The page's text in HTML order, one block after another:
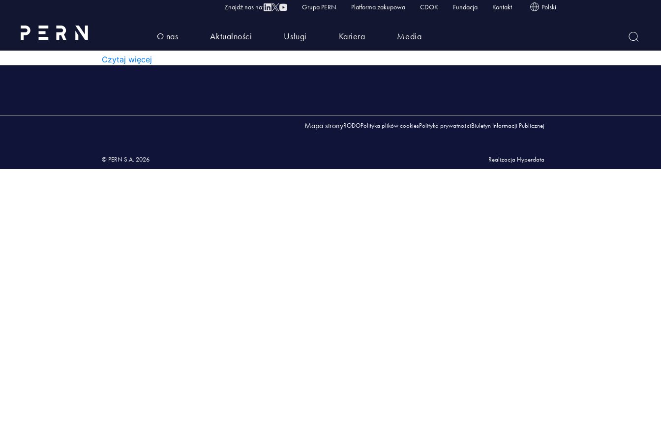
Znajdź nas na: Grupa PERN Platforma zakupowa CDOK Fundacja Kontakt Polski
O nas Aktualności Usługi Kariera Media
Lista nr 3 wyd. XVII z dnia 01.02.2024 Laboratorium w Boronowie
LISTA NR 3 WYD. XVII Z DNIA 01.02.2024 LABORATORIUM W BORONOWIE
LISTA NR 3 WYD. XVII Z DNIA 01.02.2024 LABORATORIUM W BORONOWIE
Czytaj więcej
Mapa stronyRODOPolityka plików cookiesPolityka prywatnościBiuletyn Informacji Publicznej
© PERN S.A. 2026 Realizacja Hyperdata